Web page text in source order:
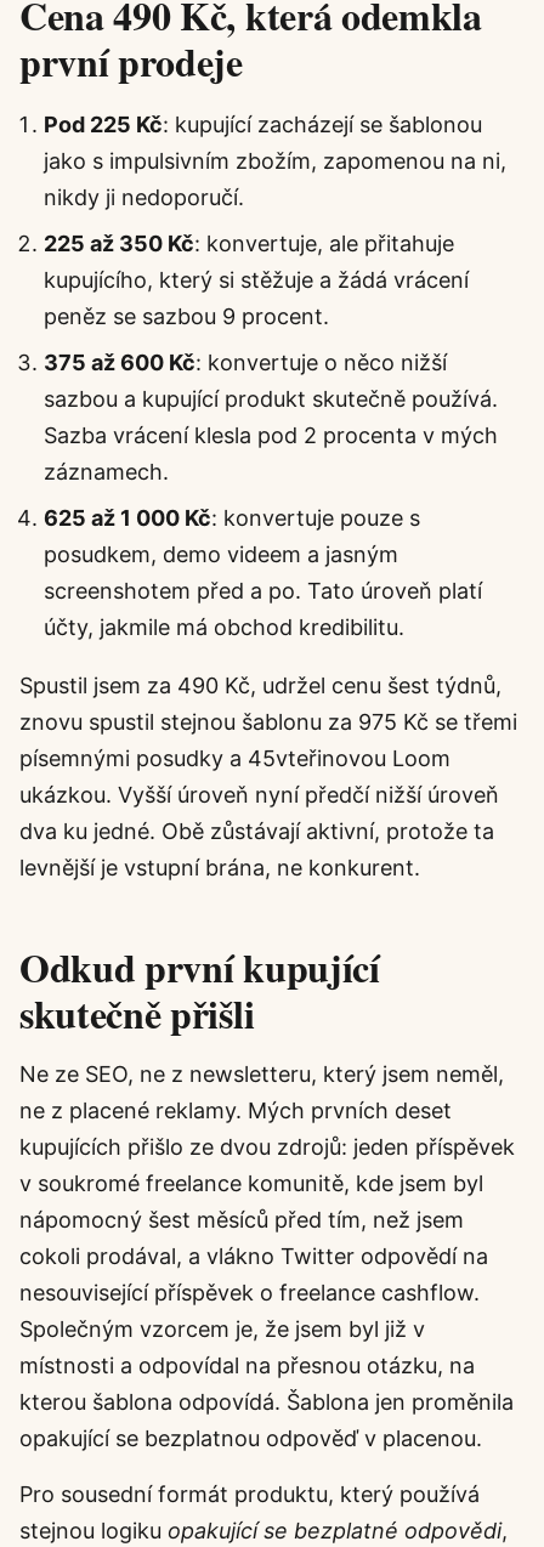
Cena 490 Kč, která odemkla
první prodeje
Pod 225 Kč: kupující zacházejí se šablonou
jako s impulsivním zbožím, zapomenou na ni,
nikdy ji nedoporučí.
225 až 350 Kč: konvertuje, ale přitahuje
kupujícího, který si stěžuje a žádá vrácení
peněz se sazbou 9 procent.
375 až 600 Kč: konvertuje o něco nižší
sazbou a kupující produkt skutečně používá.
Sazba vrácení klesla pod 2 procenta v mých
záznamech.
625 až 1 000 Kč: konvertuje pouze s
posudkem, demo videem a jasným
screenshotem před a po. Tato úroveň platí
účty, jakmile má obchod kredibilitu.
Spustil jsem za 490 Kč, udržel cenu šest týdnů,
znovu spustil stejnou šablonu za 975 Kč se třemi
písemnými posudky a 45vteřinovou Loom
ukázkou. Vyšší úroveň nyní předčí nižší úroveň
dva ku jedné. Obě zůstávají aktivní, protože ta
levnější je vstupní brána, ne konkurent.
Odkud první kupující
skutečně přišli
Ne ze SEO, ne z newsletteru, který jsem neměl,
ne z placené reklamy. Mých prvních deset
kupujících přišlo ze dvou zdrojů: jeden příspěvek
v soukromé freelance komunitě, kde jsem byl
nápomocný šest měsíců před tím, než jsem
cokoli prodával, a vlákno Twitter odpovědí na
nesouvisející příspěvek o freelance cashflow.
Společným vzorcem je, že jsem byl již v
místnosti a odpovídal na přesnou otázku, na
kterou šablona odpovídá. Šablona jen proměnila
opakující se bezplatnou odpověď v placenou.
Pro sousední formát produktu, který používá
stejnou logiku opakující se bezplatné odpovědi,